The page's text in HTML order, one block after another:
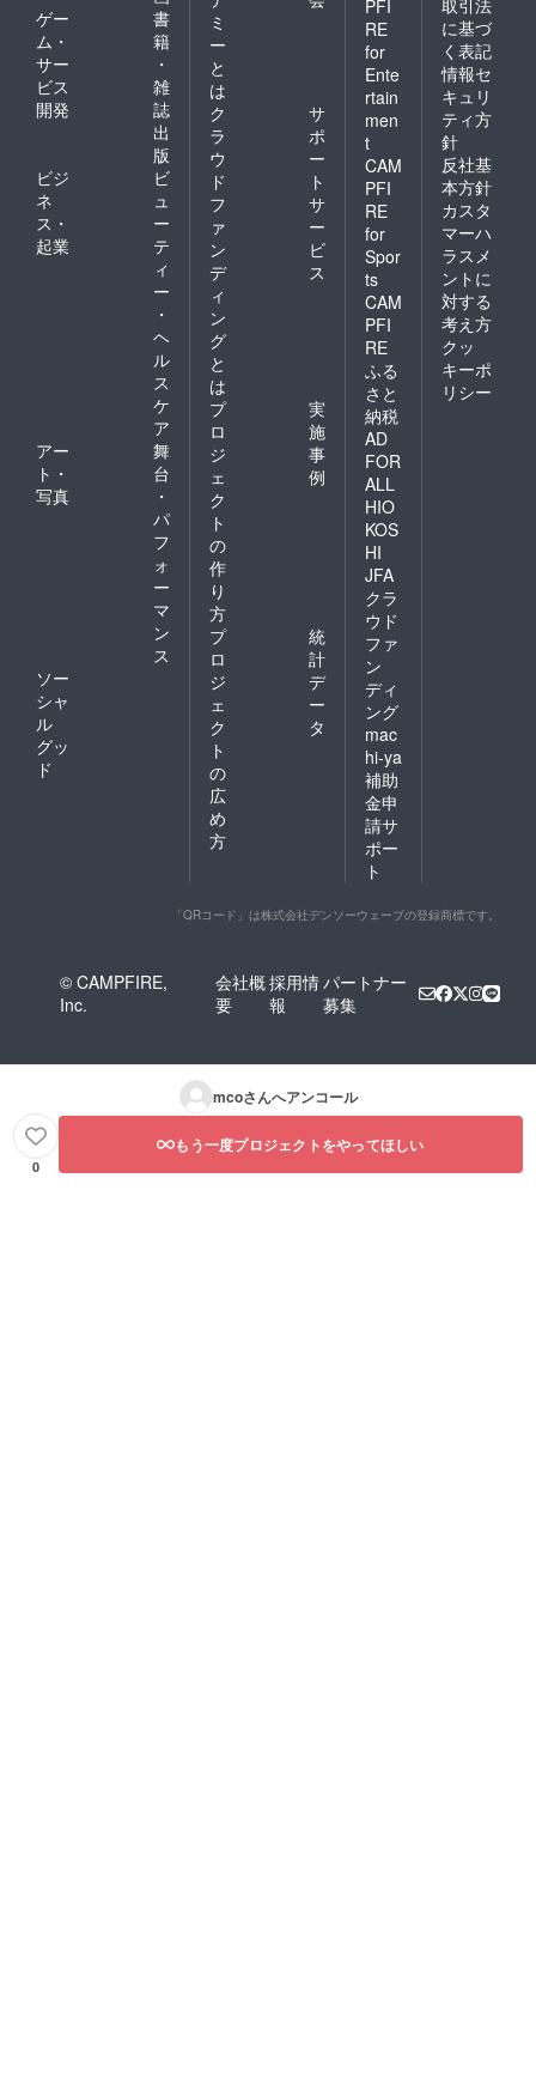
ゲー
ム・
サー
ビス
開発
書
籍
・
雑
誌
出
版
ビジ
ネ
ス・
起業
ビ
ュ
ー
テ
ィ
ー
・
ヘ
ル
ス
ケ
ア
アー
ト・
写真
舞
台
・
パ
フ
ォ
ー
マ
ン
ス
ソー
シャ
ル
グッ
ド
ミ
ー
と
は
ク
ラ
ウ
ド
フ
ァ
ン
デ
ィ
ン
グ
と
は
サ
ポ
ー
ト
サ
ー
ビ
ス
プ
ロ
ジ
ェ
ク
ト
の
作
り
方
実
施
事
例
プ
ロ
ジ
ェ
ク
ト
の
広
め
方
統
計
デ
ー
タ
PFI
RE
for
Ente
rtain
men
t
CAM
PFI
RE
for
Spor
ts
CAM
PFI
RE
ふる
さと
納税
AD
FOR
ALL
HIO
KOS
HI
JFA
クラ
ウド
ファ
ン
ディ
ング
mac
hi-ya
補助
金申
請サ
ポー
ト
取引法
に基づ
く表記
情報セ
キュリ
ティ方
針
反社基
本方針
カスタ
マーハ
ラスメ
ントに
対する
考え方
クッ
キーポ
リシー
「QRコード」は株式会社デンソーウェーブの登録商標です。
© CAMPFIRE,
Inc.
会社概
要
採用情
報
パートナー
募集
mcoさんへアンコール
0
もう一度プロジェクトをやってほしい